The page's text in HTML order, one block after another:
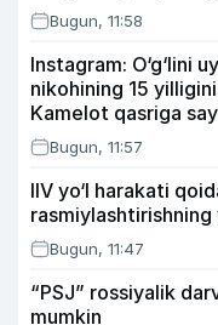
Bugun, 11:58
Instagram: O‘g‘lini
nikohining 15
Kamelot qasriga
Bugun, 11:57
IIV yo‘l harakati
Bugun, 11:47
“PSJ” rossiyalik
mumkin